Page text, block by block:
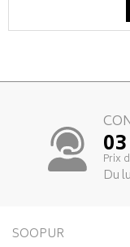
Prix
Du
SOOPUR